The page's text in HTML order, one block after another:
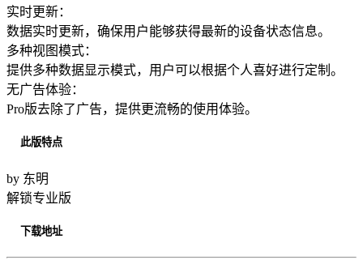
实时更新：
数据实时更新，确保用户能够获得最新的设备状态信息。
多种视图模式：
提供多种数据显示模式，用户可以根据个人喜好进行定制。
无广告体验：
Pro版去除了广告，提供更流畅的使用体验。
此版特点
by 东明
解锁专业版
下载地址